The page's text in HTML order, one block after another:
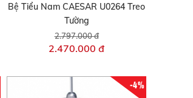
Bệ Tiểu Nam CAESAR U0264 Treo
Tường
2.797.000 đ
2.470.000 đ
-4%